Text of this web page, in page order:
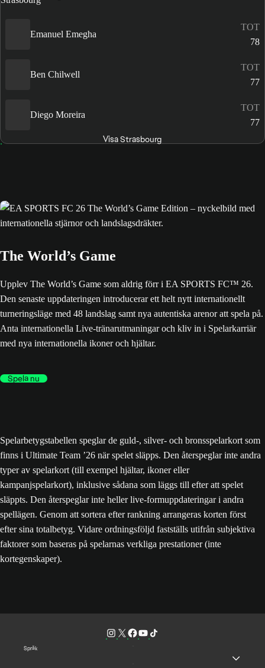
Emanuel Emegha
TOT
78
Ben Chilwell
TOT
77
Diego Moreira
TOT
77
Visa Strasbourg
The World’s Game
Upplev The World’s Game som aldrig förr i EA SPORTS FC™ 26.
Den senaste uppdateringen introducerar ett helt nytt internationellt
turneringsläge med 48 landslag samt nya autentiska arenor att spela på.
Anta internationella Live-tränarutmaningar och kliv in i Spelarkarriär
med nya internationella ikoner och hjältar.
Spela nu
Spelarbetygstabellen speglar de guld-, silver- och bronsspelarkort som
finns i Ultimate Team ’26 när spelet släpps. Den återspeglar inte andra
typer av spelarkort (till exempel hjältar, ikoner eller
kampanjspelarkort), inklusive sådana som läggs till efter att spelet
släppts. Den återspeglar inte heller live-formuppdateringar i andra
spellägen. Genom att sortera efter rankning arrangeras korten först
efter sina totalbetyg. Vidare ordningsföljd fastställs utifrån subjektiva
faktorer som baseras på spelarnas verkliga prestationer (inte
kortegenskaper).
Språk